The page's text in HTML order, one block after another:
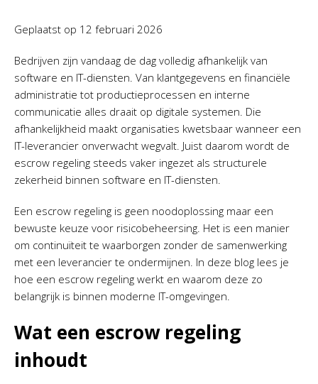
Geplaatst op 12 februari 2026
Bedrijven zijn vandaag de dag volledig afhankelijk van
software en IT-diensten. Van klantgegevens en financiële
administratie tot productieprocessen en interne
communicatie alles draait op digitale systemen. Die
afhankelijkheid maakt organisaties kwetsbaar wanneer een
IT-leverancier onverwacht wegvalt. Juist daarom wordt de
escrow regeling steeds vaker ingezet als structurele
zekerheid binnen software en IT-diensten.
Een escrow regeling is geen noodoplossing maar een
bewuste keuze voor risicobeheersing. Het is een manier
om continuïteit te waarborgen zonder de samenwerking
met een leverancier te ondermijnen. In deze blog lees je
hoe een escrow regeling werkt en waarom deze zo
belangrijk is binnen moderne IT-omgevingen.
Wat een escrow regeling
inhoudt